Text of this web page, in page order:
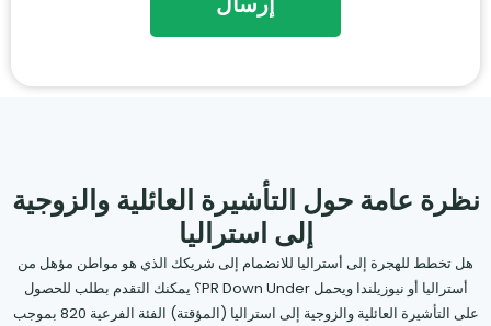
نظرة عامة حول التأشيرة العائلية والزوجية
إلى استراليا
هل تخطط للهجرة إلى أستراليا للانضمام إلى شريكك الذي هو مواطن مؤهل من
أستراليا أو نيوزيلندا ويحمل PR Down Under؟ يمكنك التقدم بطلب للحصول
على التأشيرة العائلية والزوجية إلى استراليا (المؤقتة) الفئة الفرعية 820 بموجب